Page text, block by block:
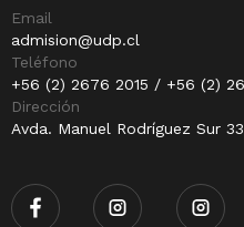
Email
admision@udp.cl
Teléfono
+56 (2) 2676 2015 / +56 (2)
Dirección
Avda. Manuel Rodríguez Sur